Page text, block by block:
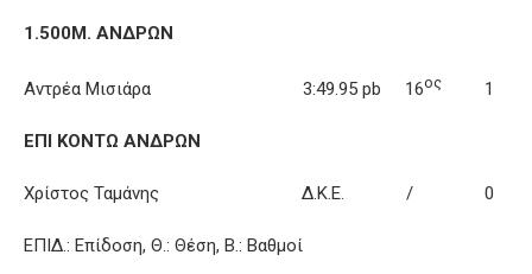
1.500Μ. ΑΝΔΡΩΝ
Αντρέα Μισιάρα 3:49.95 pb 16ος 1
ΕΠΙ ΚΟΝΤΩ ΑΝΔΡΩΝ
Χρίστος Ταμάνης Δ.Κ.Ε. / 0
ΕΠΙΔ.: Επίδοση, Θ.: Θέση, Β.: Βαθμοί